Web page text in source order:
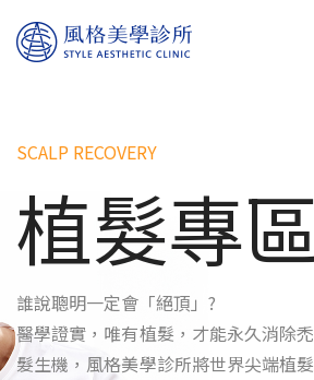
SCALP RECOVERY
植髮專
誰說聰明一定會「絕頂」?
醫學證實，唯有植髮，才能永久消除
髮生機，風格美學診所將世界尖端植